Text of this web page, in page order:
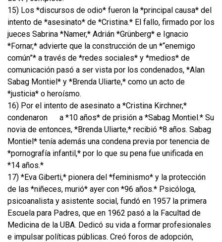
15) Los *discursos de odio* fueron la *principal causa* del
intento de *asesinato* de *Cristina.* El fallo, firmado por los
jueces Sabrina *Namer,* Adrián *Grünberg* e Ignacio
*Fornar,* advierte que la construcción de un *“enemigo
común”* a través de *redes sociales* y *medios* de
comunicación pasó a ser vista por los condenados, *Alan
Sabag Montiel* y *Brenda Uliarte,* como un acto de
*justicia* o heroísmo.
16) Por el intento de asesinato a *Cristina Kirchner,*
condenaron
a *10 años* de prisión a *Sabag Montiel.* Su
novia de entonces, *Brenda Uliarte,* recibió *8 años. Sabag
Montiel* tenía además una condena previa por tenencia de
*pornografía infantil,* por lo que su pena fue unificada en
*14 años.*
17) *Eva Giberti,* pionera del *feminismo* y la protección
de las *niñeces, murió* ayer con *96 años.* Psicóloga,
psicoanalista y asistente social, fundó en 1957 la primera
Escuela para Padres, que en 1962 pasó a la Facultad de
Medicina de la UBA. Dedicó su vida a formar profesionales
e impulsar políticas públicas. Creó foros de adopción,